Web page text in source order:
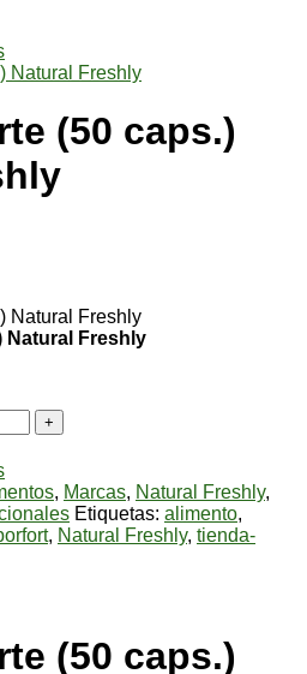
(50 caps.)
Natural Freshly
, Marcas, Natural Freshly,
Etiquetas: alimento,
, Natural Freshly, tienda-
(50 caps.)